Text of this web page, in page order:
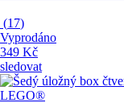
(17)
Vyprodáno
349 Kč
sledovat
LEGO®